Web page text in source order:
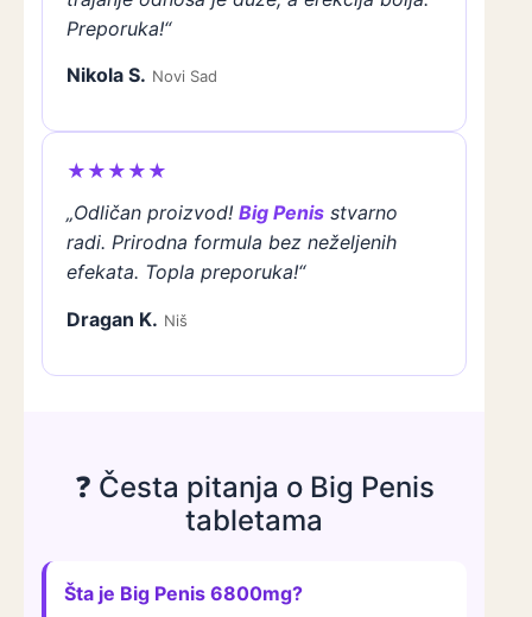
Preporuka!“
Nikola S. Novi Sad
★★★★★
„Odličan proizvod! Big Penis stvarno
radi. Prirodna formula bez neželjenih
efekata. Topla preporuka!“
Dragan K. Niš
❓ Česta pitanja o Big Penis
tabletama
Šta je Big Penis 6800mg?